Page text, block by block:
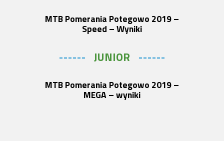
MTB Pomerania Potegowo 2019 –
Speed – Wyniki
JUNIOR
MTB Pomerania Potegowo 2019 –
MEGA – wyniki